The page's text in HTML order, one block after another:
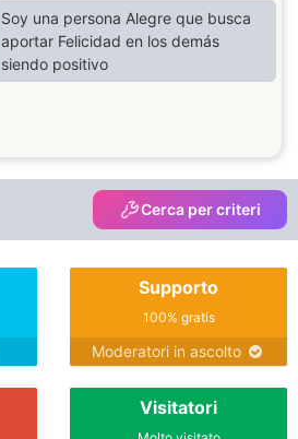
Soy una persona Alegre que busca
aportar Felicidad en los demás
siendo positivo
Cerca per criteri
Supporto
100% gratis
Moderatori in ascolto
Visitatori